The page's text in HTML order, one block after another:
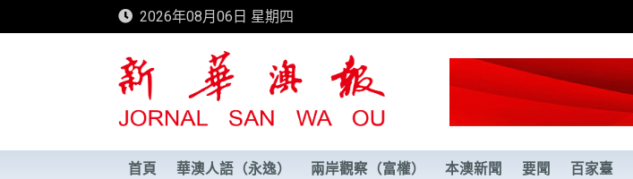
to
2026年08月06日 星期四
新華澳報
首頁 華澳人語（永逸） 兩岸觀察（富權） 本澳新聞 要聞 百家臺